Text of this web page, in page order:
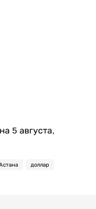
5 августа,
доллар